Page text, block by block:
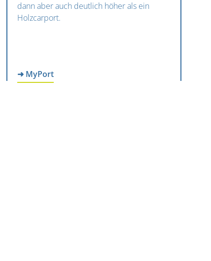
dann aber auch deutlich höher als ein
Holzcarport.
➜ MyPort